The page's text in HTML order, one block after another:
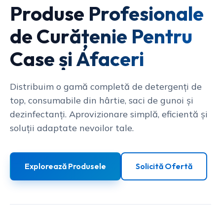
Produse Profesionale
de Curățenie Pentru
Case și Afaceri
Distribuim o gamă completă de detergenți de
top, consumabile din hârtie, saci de gunoi și
dezinfectanți. Aprovizionare simplă, eficientă și
soluții adaptate nevoilor tale.
Explorează Produsele Solicită Ofertă